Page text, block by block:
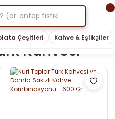
Çeşitleri Kahve & Eşlikçiler
Kahvesi